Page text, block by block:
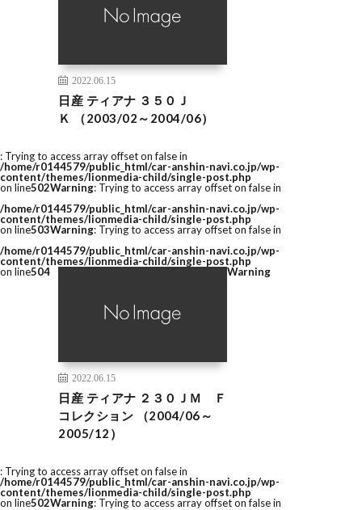
2022.06.15
日産 ティアナ ３５０Ｊ
Ｋ （2003/02～2004/06）
: Trying to access array offset on false in
/home/r0144579/public_html/car-anshin-navi.co.jp/wp-
content/themes/lionmedia-child/single-post.php
on line502Warning: Trying to access array offset on false in
/home/r0144579/public_html/car-anshin-navi.co.jp/wp-
content/themes/lionmedia-child/single-post.php
on line503Warning: Trying to access array offset on false in
/home/r0144579/public_html/car-anshin-navi.co.jp/wp-
content/themes/lionmedia-child/single-post.php
on line504
2022.06.15
日産 ティアナ ２３０ＪＭ Ｆ
コレクション （2004/06～
2005/12）
Warning
: Trying to access array offset on false in
/home/r0144579/public_html/car-anshin-navi.co.jp/wp-
content/themes/lionmedia-child/single-post.php
on line502Warning: Trying to access array offset on false in